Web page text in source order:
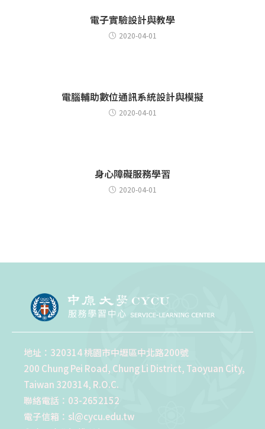
電子實驗設計與教學
2020-04-01
電腦輔助數位通訊系統設計與模擬
2020-04-01
身心障礙服務學習
2020-04-01
地址：320314 桃園市中壢區中北路200號
200 Chung Pei Road, Chung Li District, Taoyuan City,
Taiwan 320314, R.O.C.
聯絡電話：03-2652152
電子信箱：sl@cycu.edu.tw